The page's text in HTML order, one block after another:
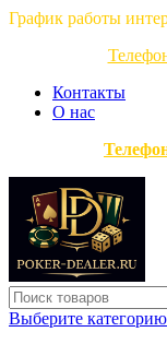
График работы
Контакты
О нас
Выберите категорию